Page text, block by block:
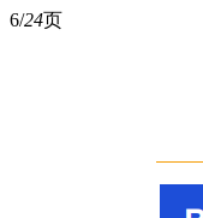
6/24页